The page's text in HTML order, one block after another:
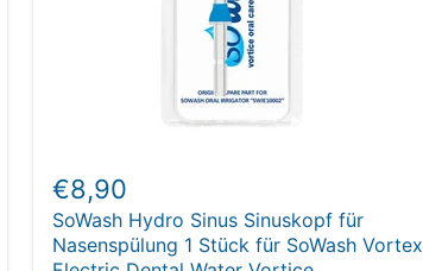
€8,90
SoWash Hydro Sinus Sinuskopf für
Nasenspülung 1 Stück für SoWash Vortex